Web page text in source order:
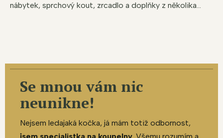
nábytek, sprchový kout, zrcadlo a doplňky z několika...
Se mnou vám nic
neunikne!
Nejsem ledajaká kočka, já mám totiž odbornost,